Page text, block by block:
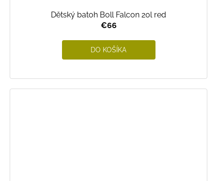
Dětský batoh Boll Falcon 20l red
€66
DO KOŠÍKA